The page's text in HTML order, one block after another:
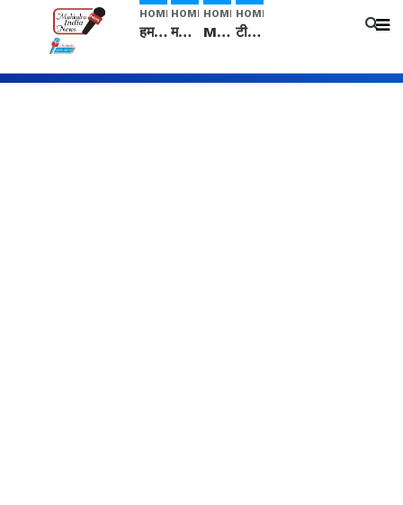
HOME
हम सनातनी..." सांसद kangana Ranaut से क्या बोली लड़की? Viral Jantar-Mantar | CJP protest
HOME
मनीषा हत्याकांड: हत्या, आत्महत्या या कोई बड़ा राज? | Full Story | Josh Haryana
HOME
Mangalsutra: हिंदू धर्म में शादी के बाद मंगलसूत्र क्यों पहनती है महिलाएं, किसने शुरु की ये परंपरा
HOME
टीम बीकेई ने एग्रीकल्चर ग्रेड की यूरिया खाद गट्टों में बदलकर टेक्निकल ग्रेड में बेचने वालों पर करवाई कार्रवाई: लखविंदर सिंह औलख